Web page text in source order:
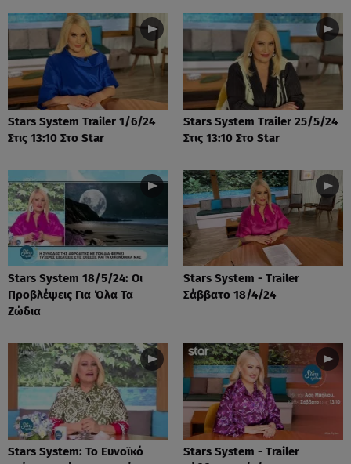
Stars System Trailer 1/6/24
Στις 13:10 Στο Star
Stars System Trailer 25/5/24
Στις 13:10 Στο Star
Stars System 18/5/24: Οι
Προβλέψεις Για Όλα Τα
Ζώδια
Stars System - Trailer
Σάββατο 18/4/24
Stars System: Το Ευνοϊκό
Stars System - Trailer